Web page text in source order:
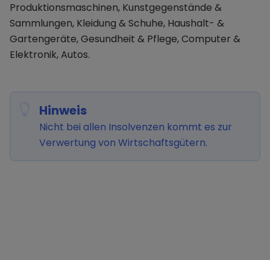
Produktionsmaschinen, Kunstgegenstände &
Sammlungen, Kleidung & Schuhe, Haushalt- &
Gartengeräte, Gesundheit & Pflege, Computer &
Elektronik, Autos.
Hinweis
Nicht bei allen Insolvenzen kommt es zur
Verwertung von Wirtschaftsgütern.